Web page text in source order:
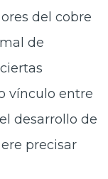
del cobre
de
vínculo entre
desarrollo de
precisar